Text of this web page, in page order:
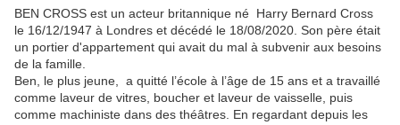
BEN CROSS est un acteur britannique né Harry Bernard Cross
le 16/12/1947 à Londres et décédé le 18/08/2020. Son père était
un portier d'appartement qui avait du mal à subvenir aux besoins
de la famille.
Ben, le plus jeune, a quitté l’école à l’âge de 15 ans et a travaillé
comme laveur de vitres, boucher et laveur de vaisselle, puis
comme machiniste dans des théâtres. En regardant depuis les